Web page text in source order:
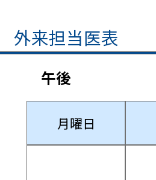
外来担当医表
午後
月曜日